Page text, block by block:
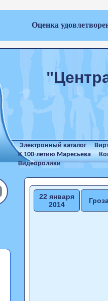
Оценка
Электронный каталог
К 100-летию Маресьева
Видеоролики
22 января
2014